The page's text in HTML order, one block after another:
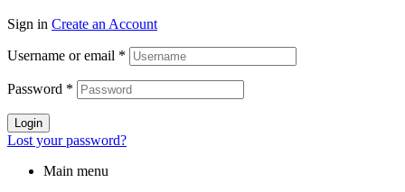
Sign in Create an Account
Username or email *
Password *
Login
Lost your password?
Main menu